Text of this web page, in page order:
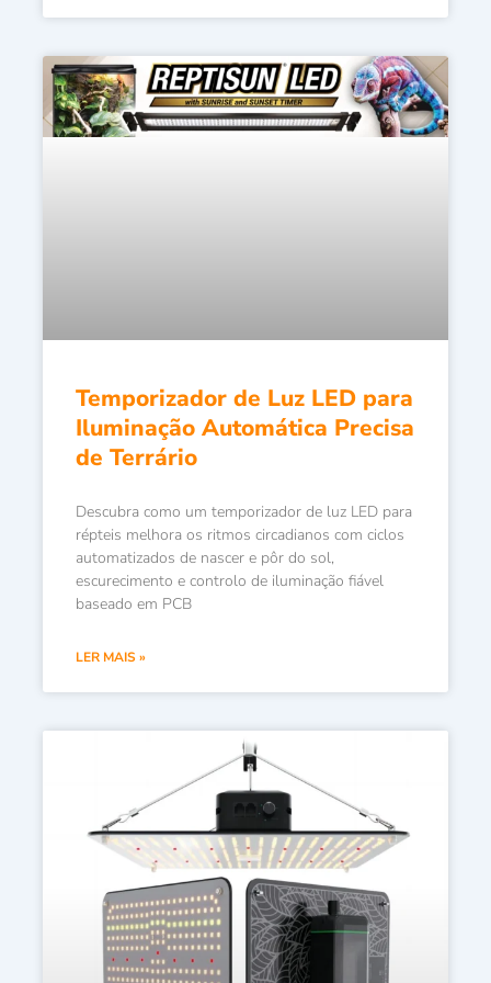
Temporizador de Luz LED para
Iluminação Automática Precisa
de Terrário
Descubra como um temporizador de luz LED para
répteis melhora os ritmos circadianos com ciclos
automatizados de nascer e pôr do sol,
escurecimento e controlo de iluminação fiável
baseado em PCB
LER MAIS »